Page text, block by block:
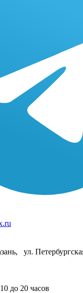
ул.
до 20 часов